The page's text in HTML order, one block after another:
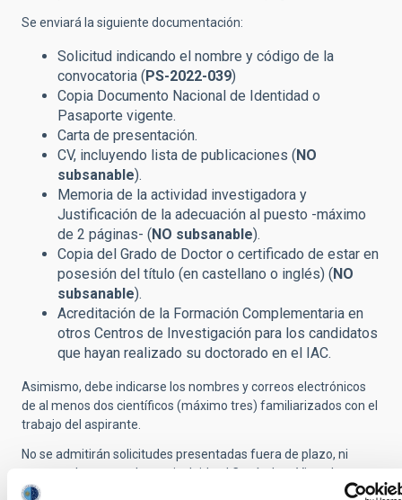
Se enviará la siguiente documentación:
Solicitud indicando el nombre y código de la
convocatoria (PS-2022-039)
Copia Documento Nacional de Identidad o
Pasaporte vigente.
Carta de presentación.
CV, incluyendo lista de publicaciones (NO
subsanable).
Memoria de la actividad investigadora y
Justificación de la adecuación al puesto -máximo
de 2 páginas- (NO subsanable).
Copia del Grado de Doctor o certificado de estar en
posesión del título (en castellano o inglés) (NO
subsanable).
Acreditación de la Formación Complementaria en
otros Centros de Investigación para los candidatos
que hayan realizado su doctorado en el IAC.
Asimismo, debe indicarse los nombres y correos electrónicos
de al menos dos científicos (máximo tres) familiarizados con el
trabajo del aspirante.
No se admitirán solicitudes presentadas fuera de plazo, ni
tampoco las que no hayan incluido el Currículum Vitae, la
Memoria de la actividad investigadora o la copia del título de